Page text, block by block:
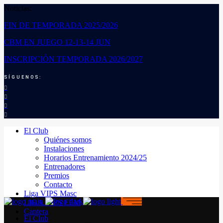
Noticias:
FIN DE TEMPORADA 2025/2026
CBM EN JUEGO 12-13-14 JUN
INSCRIPCIÓN TEMPORADA 2026/2027
SÍGUENOS:
El Club
Quiénes somos
Instalaciones
Horarios Entrenamiento 2024/25
Entrenadores
Premios
Contacto
Liga VIPS Masc
LIGA VIPS FEM
Cantera
El Club